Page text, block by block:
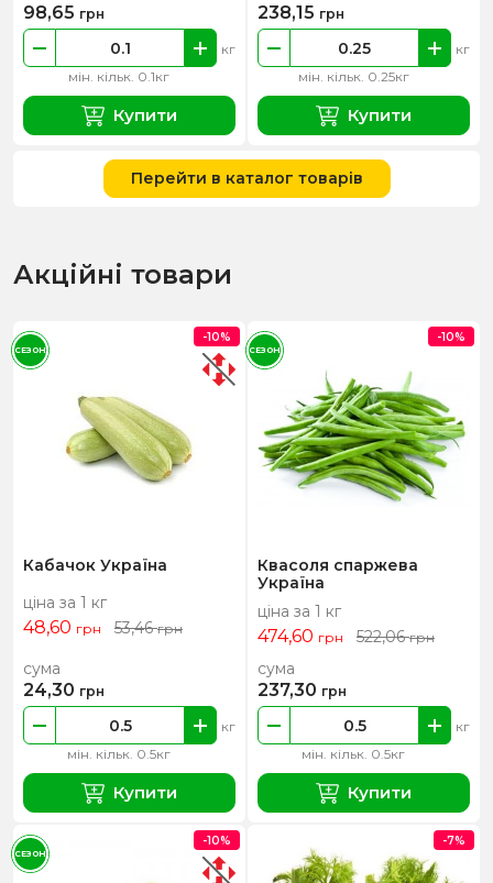
мін. кільк. 0.1кг
кг
98,65 грн
Купити
мін. кільк. 0.25кг
кг
238,15 грн
Купити
Перейти в каталог товарів
Акційні товари
Кабачок Україна
ціна за 1 кг
48,60 грн 53,46грн
мін. кільк. 0.5кг
кг
сума
24,30 грн
Купити
-10%
СЕЗОН
Квасоля спаржева
Україна
ціна за 1 кг
474,60 грн 522,06грн
мін. кільк. 0.5кг
кг
сума
237,30 грн
Купити
-10%
СЕЗОН
-10%
СЕЗОН
-7%